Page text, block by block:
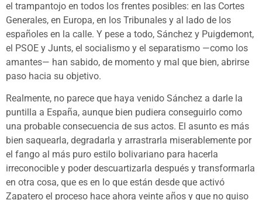
el trampantojo en todos los frentes posibles: en las Cortes
Generales, en Europa, en los Tribunales y al lado de los
españoles en la calle. Y pese a todo, Sánchez y Puigdemont,
el PSOE y Junts, el socialismo y el separatismo —como los
amantes— han sabido, de momento y mal que bien, abrirse
paso hacia su objetivo.
Realmente, no parece que haya venido Sánchez a darle la
puntilla a España, aunque bien pudiera conseguirlo como
una probable consecuencia de sus actos. El asunto es más
bien saquearla, degradarla y arrastrarla miserablemente por
el fango al más puro estilo bolivariano para hacerla
irreconocible y poder descuartizarla después y transformarla
en otra cosa, que es en lo que están desde que activó
Zapatero el proceso hace ahora veinte años y que no quiso